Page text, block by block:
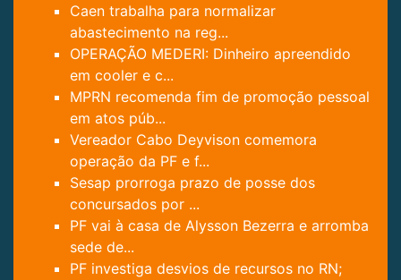
Caen trabalha para normalizar
abastecimento na reg...
OPERAÇÃO MEDERI: Dinheiro apreendido
em cooler e c...
MPRN recomenda fim de promoção pessoal
em atos púb...
Vereador Cabo Deyvison comemora
operação da PF e f...
Sesap prorroga prazo de posse dos
concursados por ...
PF vai à casa de Alysson Bezerra e arromba
sede de...
PF investiga desvios de recursos no RN;